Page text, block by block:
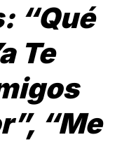
“Qué
Te
“Me